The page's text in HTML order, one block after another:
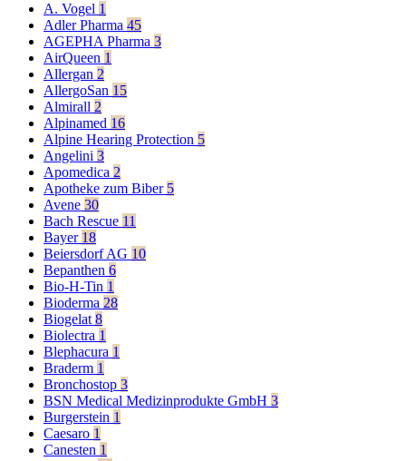
A. Vogel 1
Adler Pharma 45
AGEPHA Pharma 3
AirQueen 1
Allergan 2
AllergoSan 15
Almirall 2
Alpinamed 16
Alpine Hearing Protection 5
Angelini 3
Apomedica 2
Apotheke zum Biber 5
Avene 30
Bach Rescue 11
Bayer 18
Beiersdorf AG 10
Bepanthen 6
Bio-H-Tin 1
Bioderma 28
Biogelat 8
Biolectra 1
Blephacura 1
Braderm 1
Bronchostop 3
BSN Medical Medizinprodukte GmbH 3
Burgerstein 1
Caesaro 1
Canesten 1